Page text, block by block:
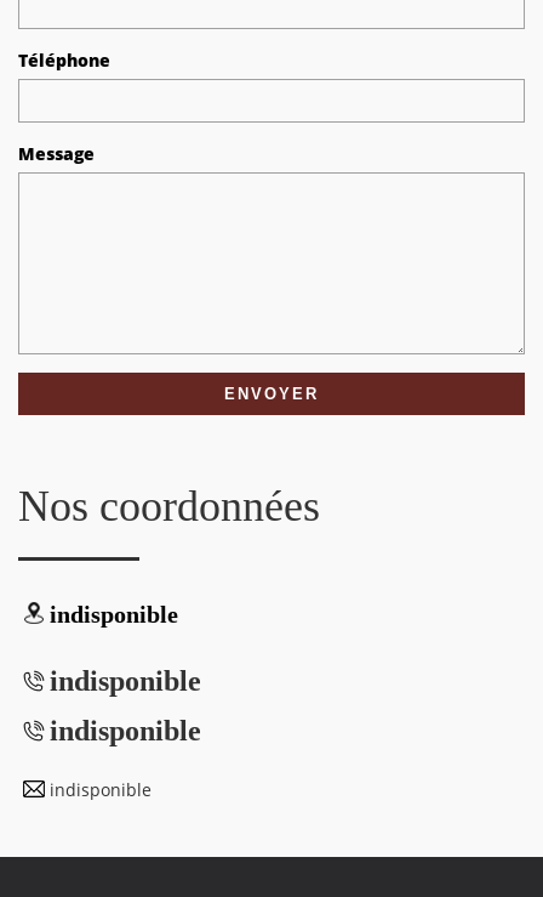
Téléphone
Message
Nos coordonnées
indisponible
indisponible
indisponible
indisponible